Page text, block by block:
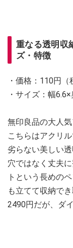
重なる透明収
ズ・特徴
・価格：110円
・サイズ：幅
無印良品の大人
こちらはアクリ
劣らない美しい
穴ではなく丈夫
トという長めの
も立てて収納で
2490円だが、ダ